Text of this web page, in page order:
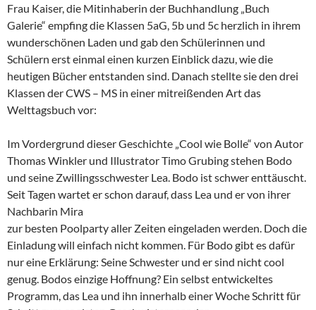
Frau Kaiser, die Mitinhaberin der Buchhandlung „Buch
Galerie“ empfing die Klassen 5aG, 5b und 5c herzlich in ihrem
wunderschönen Laden und gab den Schülerinnen und
Schülern erst einmal einen kurzen Einblick dazu, wie die
heutigen Bücher entstanden sind. Danach stellte sie den drei
Klassen der CWS – MS in einer mitreißenden Art das
Welttagsbuch vor:
Im Vordergrund dieser Geschichte „Cool wie Bolle“ von Autor
Thomas Winkler und Illustrator Timo Grubing stehen Bodo
und seine Zwillingsschwester Lea. Bodo ist schwer enttäuscht.
Seit Tagen wartet er schon darauf, dass Lea und er von ihrer
Nachbarin Mira
zur besten Poolparty aller Zeiten eingeladen werden. Doch die
Einladung will einfach nicht kommen. Für Bodo gibt es dafür
nur eine Erklärung: Seine Schwester und er sind nicht cool
genug. Bodos einzige Hoffnung? Ein selbst entwickeltes
Programm, das Lea und ihn innerhalb einer Woche Schritt für